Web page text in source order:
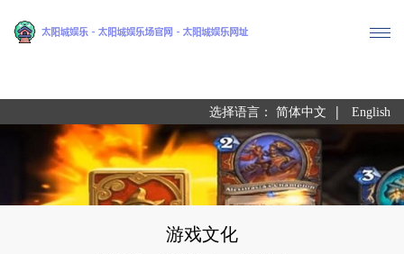
尊龙凯时
选择语言： 简体中文 | English
游戏文化